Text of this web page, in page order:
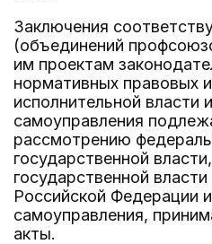
Заключения
(объединений
им проектам
нормативных правовых
исполнительной власти
самоуправления
рассмотрению
государственной
государственной
Российской Федерации
самоуправления,
акты.